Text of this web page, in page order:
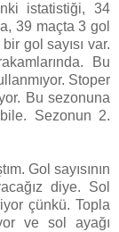
istatistiği, 34
39 maçta 3 gol
gol sayısı var.
Bu
Stoper
Bu sezonuna
Sezonun 2.
Gol sayısının
diye. Sol
çünkü. Topla
ve sol ayağı